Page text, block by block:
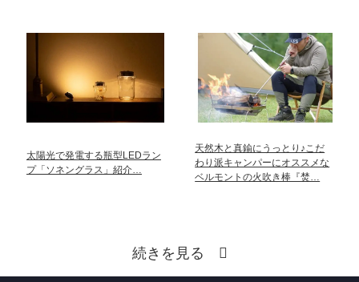
太陽光で発電する瓶型LEDラン
プ「ソネングラス」紹介…
天然木と真鍮にうっとり♪こだ
わり派キャンパーにオススメな
ベルモントの火吹き棒『焚…
続きを見る